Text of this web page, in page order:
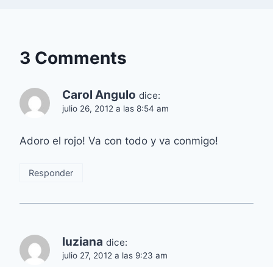
3 Comments
Carol Angulo dice:
julio 26, 2012 a las 8:54 am
Adoro el rojo! Va con todo y va conmigo!
Responder
luziana dice:
julio 27, 2012 a las 9:23 am